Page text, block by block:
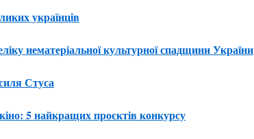
українців
нематеріальної культурної спадщини України
Стуса
5 найкращих проєктів конкурсу